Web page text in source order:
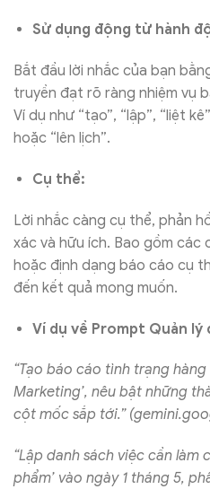
Sử dụng động từ hành
Bắt đầu lời nhắc của bạn
truyền đạt rõ ràng nhiệm vụ
Ví dụ như “tạo”, “lập”, “liệt
hoặc “lên lịch”.
Cụ thể:
Lời nhắc càng cụ thể, phản
xác và hữu ích. Bao gồm các
hoặc định dạng báo cáo cụ
đến kết quả mong muốn.
Ví dụ về Prompt Quản lý
“Tạo báo cáo tình trạng
Marketing’, nêu bật những
cột mốc sắp tới.”
“Lập danh sách việc cần làm
phẩm’ vào ngày 1 tháng 5,